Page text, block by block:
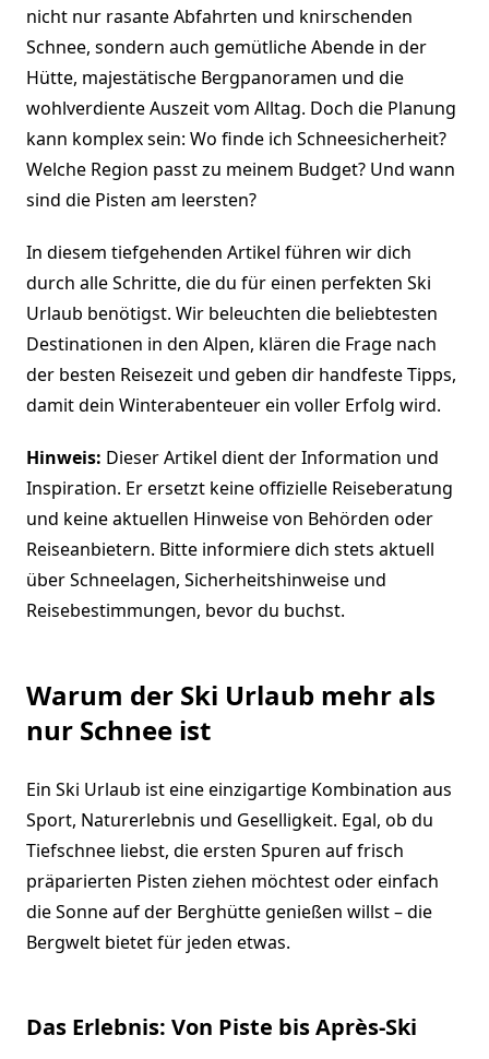
nicht nur rasante Abfahrten und knirschenden
Schnee, sondern auch gemütliche Abende in der
Hütte, majestätische Bergpanoramen und die
wohlverdiente Auszeit vom Alltag. Doch die Planung
kann komplex sein: Wo finde ich Schneesicherheit?
Welche Region passt zu meinem Budget? Und wann
sind die Pisten am leersten?
In diesem tiefgehenden Artikel führen wir dich
durch alle Schritte, die du für einen perfekten Ski
Urlaub benötigst. Wir beleuchten die beliebtesten
Destinationen in den Alpen, klären die Frage nach
der besten Reisezeit und geben dir handfeste Tipps,
damit dein Winterabenteuer ein voller Erfolg wird.
Hinweis: Dieser Artikel dient der Information und
Inspiration. Er ersetzt keine offizielle Reiseberatung
und keine aktuellen Hinweise von Behörden oder
Reiseanbietern. Bitte informiere dich stets aktuell
über Schneelagen, Sicherheitshinweise und
Reisebestimmungen, bevor du buchst.
Warum der Ski Urlaub mehr als
nur Schnee ist
Ein Ski Urlaub ist eine einzigartige Kombination aus
Sport, Naturerlebnis und Geselligkeit. Egal, ob du
Tiefschnee liebst, die ersten Spuren auf frisch
präparierten Pisten ziehen möchtest oder einfach
die Sonne auf der Berghütte genießen willst – die
Bergwelt bietet für jeden etwas.
Das Erlebnis: Von Piste bis Après-Ski